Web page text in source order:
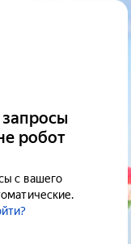
робот
с вашего